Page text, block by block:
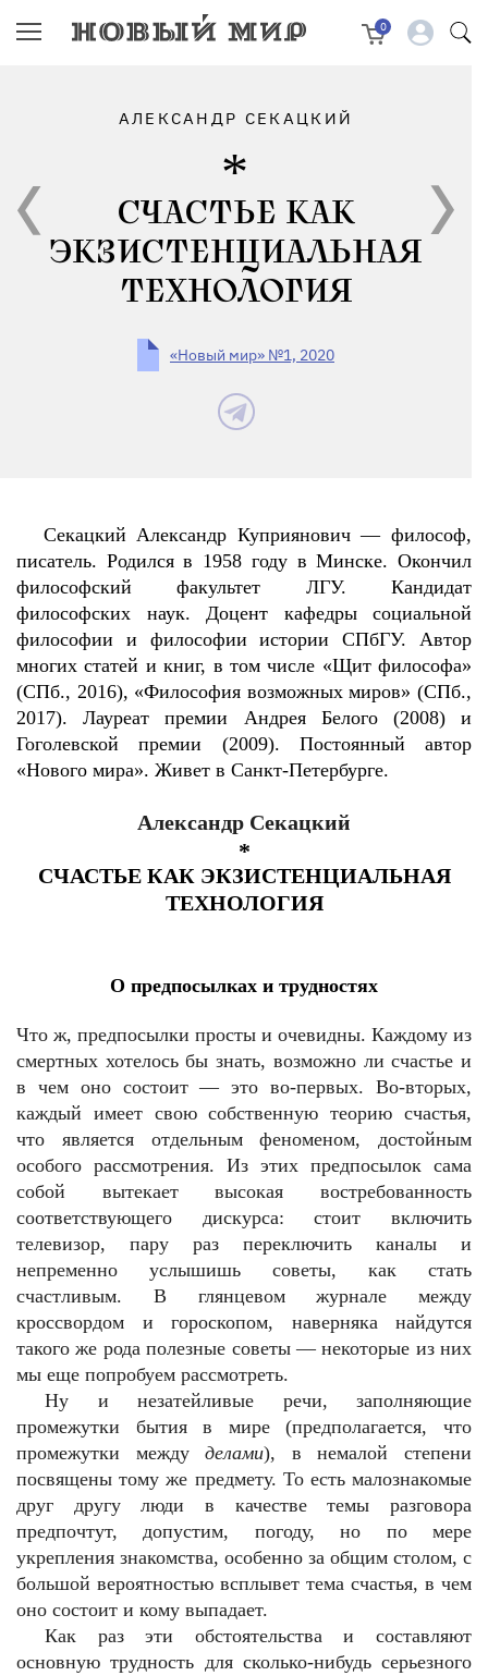
0
АЛЕКСАНДР СЕКАЦКИЙ
СЧАСТЬЕ КАК
ЭКЗИСТЕНЦИАЛЬНАЯ
ТЕХНОЛОГИЯ
«Новый мир» №1, 2020
Секацкий Александр Куприянович — философ,
писатель. Родился в 1958 году в Минске. Окончил
философский факультет ЛГУ. Кандидат
философских наук. Доцент кафедры социальной
философии и философии истории СПбГУ. Автор
многих статей и книг, в том числе «Щит философа»
(СПб., 2016), «Философия возможных миров» (СПб.,
2017). Лауреат премии Андрея Белого (2008) и
Гоголевской премии (2009). Постоянный автор
«Нового мира». Живет в Санкт-Петербурге.
Александр Секацкий
*
СЧАСТЬЕ КАК ЭКЗИСТЕНЦИАЛЬНАЯ
ТЕХНОЛОГИЯ
О предпосылках и трудностях
Что ж, предпосылки просты и очевидны. Каждому из
смертных хотелось бы знать, возможно ли счастье и
в чем оно состоит — это во-первых. Во-вторых,
каждый имеет свою собственную теорию счастья,
что является отдельным феноменом, достойным
особого рассмотрения. Из этих предпосылок сама
собой вытекает высокая востребованность
соответствующего дискурса: стоит включить
телевизор, пару раз переключить каналы и
непременно услышишь советы, как стать
счастливым. В глянцевом журнале между
кроссвордом и гороскопом, наверняка найдутся
такого же рода полезные советы — некоторые из них
мы еще попробуем рассмотреть.
Ну и незатейливые речи, заполняющие
промежутки бытия в мире (предполагается, что
промежутки междуделами), в немалой степени
посвящены тому же предмету. То есть малознакомые
друг другу люди в качестве темы разговора
предпочтут, допустим, погоду, но по мере
укрепления знакомства, особенно за общим столом, с
большой вероятностью всплывет тема счастья, в чем
оно состоит и кому выпадает.
Как раз эти обстоятельства и составляют
основную трудность для сколько-нибудь серьезного